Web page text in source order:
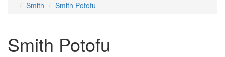
Smith Smith Potofu
Smith Potofu